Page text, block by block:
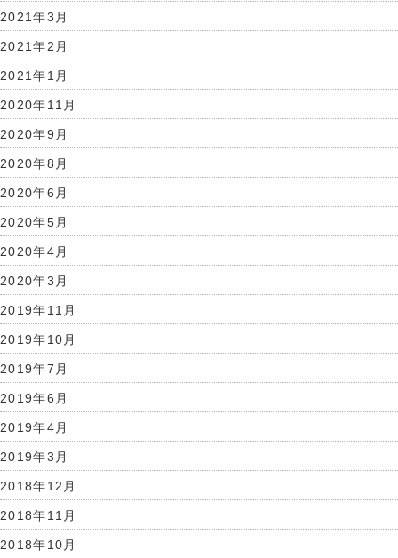
2021年3月
2021年2月
2021年1月
2020年11月
2020年9月
2020年8月
2020年6月
2020年5月
2020年4月
2020年3月
2019年11月
2019年10月
2019年7月
2019年6月
2019年4月
2019年3月
2018年12月
2018年11月
2018年10月